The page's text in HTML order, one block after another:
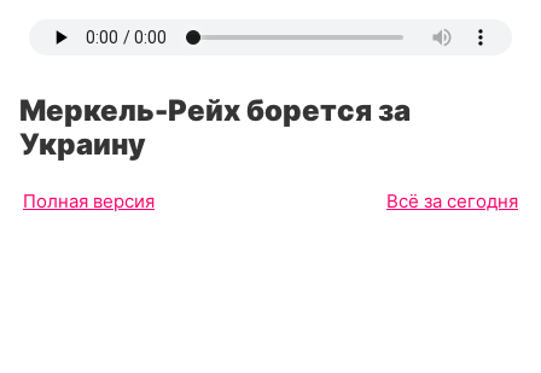
Меркель-Рейх борется за
Украину
Полная версия Всё за сегодня